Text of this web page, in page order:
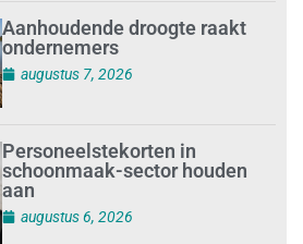
Aanhoudende droogte raakt
ondernemers
augustus 7, 2026
Personeelstekorten in
schoonmaak-sector houden
aan
augustus 6, 2026